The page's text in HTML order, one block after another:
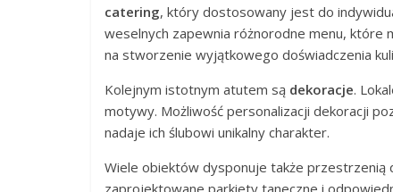
catering, który dostosowany jest do
weselnych zapewnia różnorodne menu, które
na stworzenie wyjątkowego doświadczenia
Kolejnym istotnym atutem są dekoracje.
motywy. Możliwość personalizacji dekoracji
nadaje ich ślubowi unikalny charakter.
Wiele obiektów dysponuje także przestrzenią
zaprojektowane parkiety taneczne i